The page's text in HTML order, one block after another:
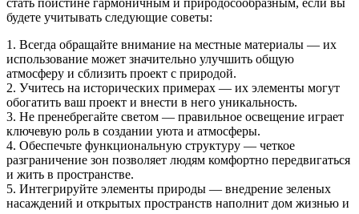
стать поистине гармоничным и природосообразным, если вы
будете учитывать следующие советы:
1. Всегда обращайте внимание на местные материалы — их
использование может значительно улучшить общую
атмосферу и сблизить проект с природой.
2. Учитесь на исторических примерах — их элементы могут
обогатить ваш проект и внести в него уникальность.
3. Не пренебрегайте светом — правильное освещение играет
ключевую роль в создании уюта и атмосферы.
4. Обеспечьте функциональную структуру — четкое
разграничение зон позволяет людям комфортно передвигаться
и жить в пространстве.
5. Интегрируйте элементы природы — внедрение зеленых
насаждений и открытых пространств наполнит дом жизнью и